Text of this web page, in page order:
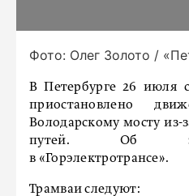
Фото: Олег Золото /
В Петербурге 26 июля
приостановлено
Володарскому мосту
путей. Об
в «Горэлектротрансе».
Трамваи следуют: